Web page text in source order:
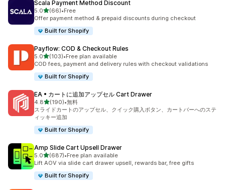
Scala Payment Method Discount
5.05つ星中
(66)
合計レビュー数：66件
•Free
Offer payment method & prepaid discounts during checkout
Built for Shopify
Payflow: COD & Checkout Rules
5.05つ星中
(103)
合計レビュー数：103件
•Free plan available
COD fees, payment and delivery rules with checkout validations
Built for Shopify
EA • カートに追加アップセル Cart Drawer
4.85つ星中
(190)
合計レビュー数：190件
•無料
スライドカートのアップセル、クイック購入ボタン、カートバーへのステ
ィッキー追加
Built for Shopify
Amp Slide Cart Upsell Drawer
5.05つ星中
(687)
合計レビュー数：687件
•Free plan available
Lift AOV via slide cart drawer upsell, rewards bar, free gifts
Built for Shopify